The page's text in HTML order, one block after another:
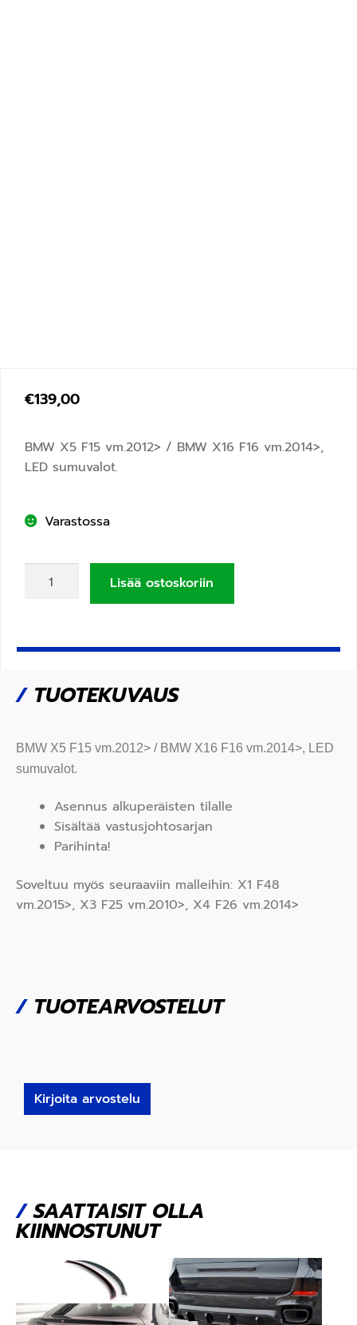
€139,00
BMW X5 F15 vm.2012> / BMW X16 F16 vm.2014>,
LED sumuvalot.
Varastossa
Lisää ostoskoriin
/TUOTEKUVAUS
BMW X5 F15 vm.2012> / BMW X16 F16 vm.2014>, LED
sumuvalot.
Asennus alkuperäisten tilalle
Sisältää vastusjohtosarjan
Parihinta!
Soveltuu myös seuraaviin malleihin: X1 F48
vm.2015>, X3 F25 vm.2010>, X4 F26 vm.2014>
/TUOTEARVOSTELUT
Kirjoita arvostelu
/SAATTAISIT OLLA
KIINNOSTUNUT